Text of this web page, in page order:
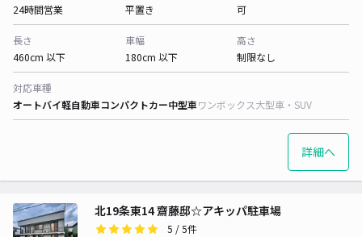
24時間営業
平置き
可
長さ
460cm 以下
車幅
180cm 以下
高さ
制限なし
対応車種
オートバイ軽自動車コンパクトカー中型車ワンボックス大型車・SUV
詳細へ
北19条東14 齋藤邸☆アキッパ駐車場
5 / 5件